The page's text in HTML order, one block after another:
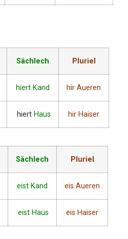
Sächlech Pluriel
hiert Kand hir Aueren
hiert Haus hir Haiser
Sächlech Pluriel
eist Kand eis Aueren
eist Haus eis Haiser